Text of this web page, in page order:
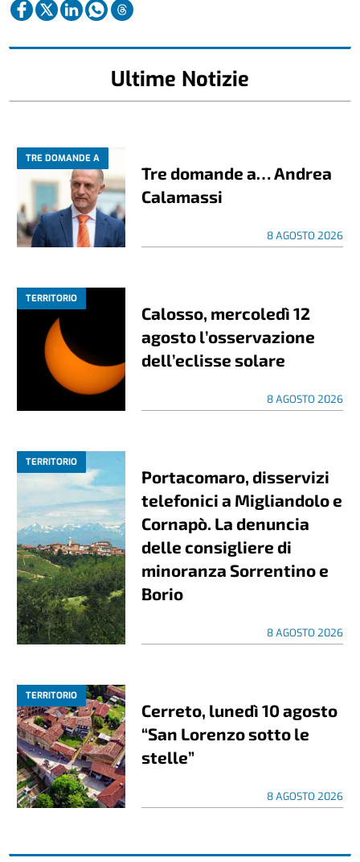
Ultime Notizie
TRE DOMANDE A
Tre domande a… Andrea
Calamassi
8 AGOSTO 2026
TERRITORIO
Calosso, mercoledì 12
agosto l’osservazione
dell’eclisse solare
8 AGOSTO 2026
TERRITORIO
Portacomaro, disservizi
telefonici a Migliandolo e
Cornapò. La denuncia
delle consigliere di
minoranza Sorrentino e
Borio
8 AGOSTO 2026
TERRITORIO
Cerreto, lunedì 10 agosto
“San Lorenzo sotto le
stelle”
8 AGOSTO 2026